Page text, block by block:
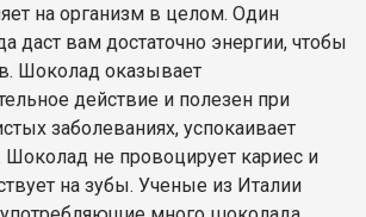
на организм в целом. Один
даст вам достаточно энергии, чтобы
Шоколад оказывает
действие и полезен при
заболеваниях, успокаивает
не провоцирует кариес и
на зубы. Ученые из Италии